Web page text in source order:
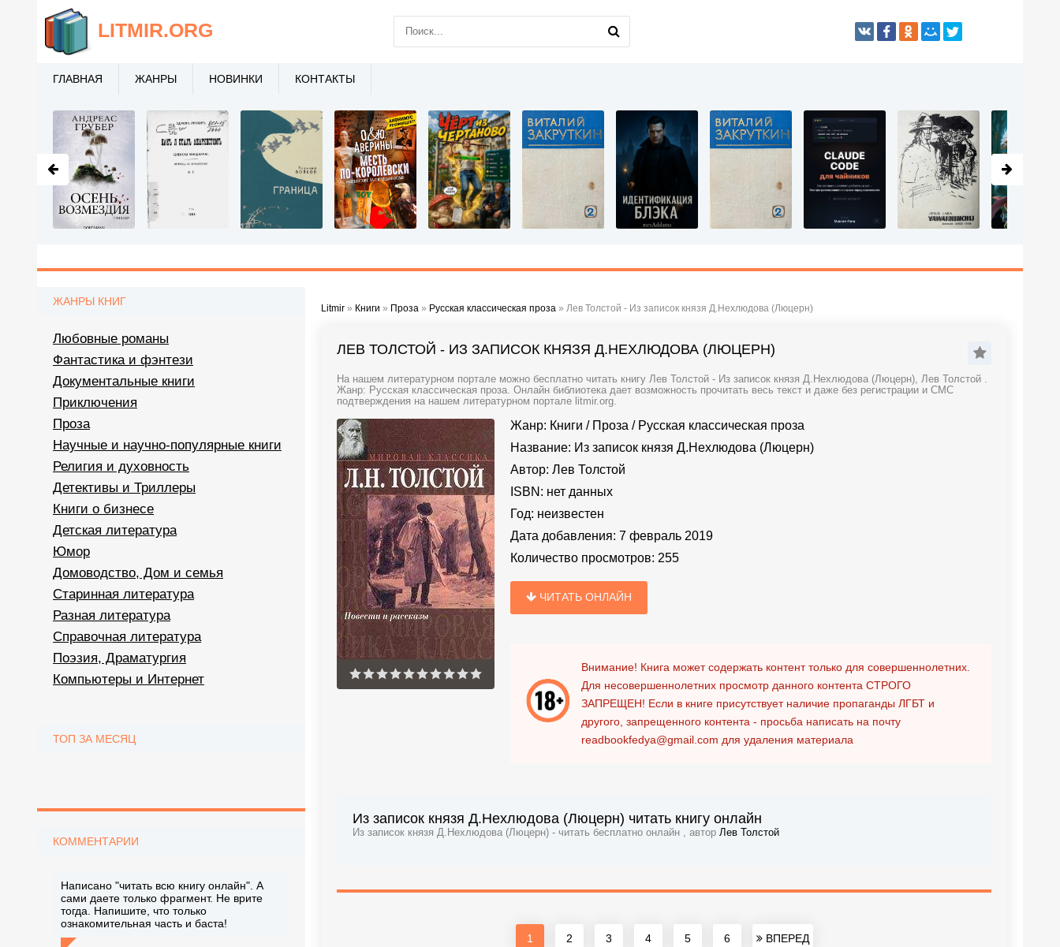
Litmir » Книги » Проза » Русская классическая проза » Лев Толстой - Из записок князя Д.Нехлюдова (Люцерн)
ЛЕВ ТОЛСТОЙ - ИЗ ЗАПИСОК КНЯЗЯ Д.НЕХЛЮДОВА (ЛЮЦЕРН)
На нашем литературном портале можно бесплатно читать книгу Лев Толстой - Из записок князя Д.Нехлюдова (Люцерн), Лев Толстой .
Жанр: Русская классическая проза. Онлайн библиотека дает возможность прочитать весь текст и даже без регистрации и СМС
подтверждения на нашем литературном портале litmir.org.
Жанр: Книги / Проза / Русская классическая проза
Название: Из записок князя Д.Нехлюдова (Люцерн)
Автор: Лев Толстой
ISBN: нет данных
Год: неизвестен
Дата добавления: 7 февраль 2019
Количество просмотров: 255
ЧИТАТЬ ОНЛАЙН
Внимание! Книга может содержать контент только для совершеннолетних.
Для несовершеннолетних просмотр данного контента СТРОГО
ЗАПРЕЩЕН! Если в книге присутствует наличие пропаганды ЛГБТ и
другого, запрещенного контента - просьба написать на почту
readbookfedya@gmail.com для удаления материала
Из записок князя Д.Нехлюдова (Люцерн) читать книгу онлайн
Из записок князя Д.Нехлюдова (Люцерн) - читать бесплатно онлайн , автор Лев Толстой
1 2 3 4 5 6 ВПЕРЕД
ЖАНРЫ КНИГ
Любовные романы
Фантастика и фэнтези
Документальные книги
Приключения
Проза
Научные и научно-популярные книги
Религия и духовность
Детективы и Триллеры
Книги о бизнесе
Детская литература
Юмор
Домоводство, Дом и семья
Старинная литература
Разная литература
Справочная литература
Поэзия, Драматургия
Компьютеры и Интернет
ТОП ЗА МЕСЯЦ
КОММЕНТАРИИ
Написано "читать всю книгу онлайн". А
сами даете только фрагмент. Не врите
тогда. Напишите, что только
ознакомительная часть и баста!
LITMIR.ORG
ГЛАВНАЯ ЖАНРЫ НОВИНКИ КОНТАКТЫ